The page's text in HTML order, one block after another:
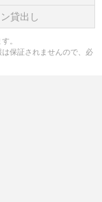
貸出し
。
保証されませんので、必